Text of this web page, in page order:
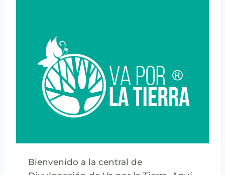
Bienvenido a la central de